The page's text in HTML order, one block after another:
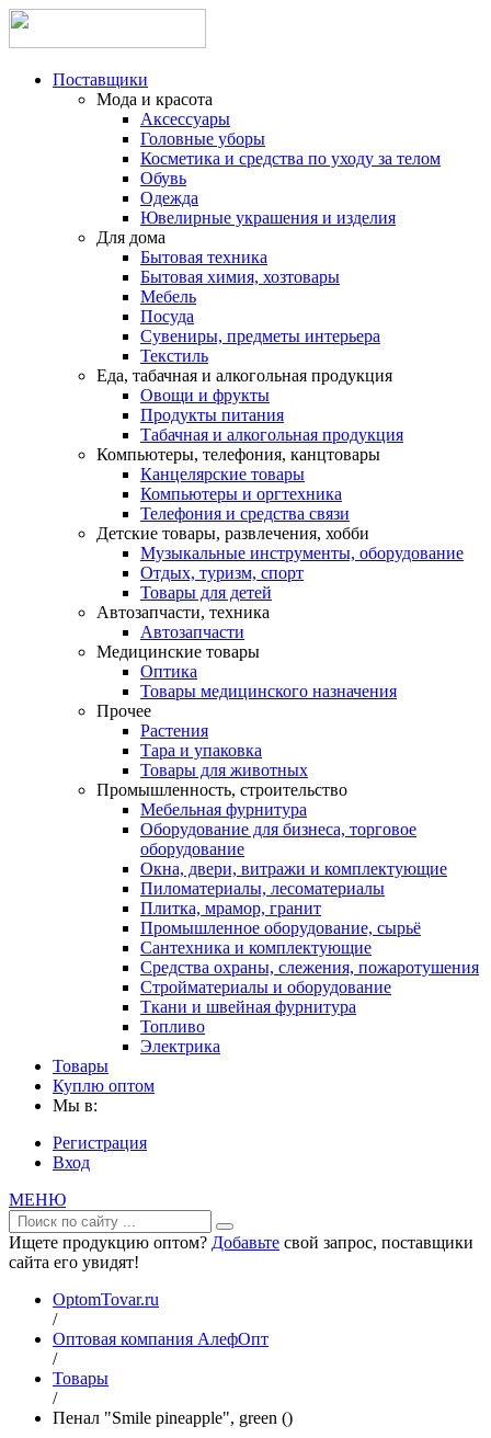
Поставщики
Мода и красота
Аксессуары
Головные уборы
Косметика и средства по уходу за телом
Обувь
Одежда
Ювелирные украшения и изделия
Для дома
Бытовая техника
Бытовая химия, хозтовары
Мебель
Посуда
Сувениры, предметы интерьера
Текстиль
Еда, табачная и алкогольная продукция
Овощи и фрукты
Продукты питания
Табачная и алкогольная продукция
Компьютеры, телефония, канцтовары
Канцелярские товары
Компьютеры и оргтехника
Телефония и средства связи
Детские товары, развлечения, хобби
Музыкальные инструменты, оборудование
Отдых, туризм, спорт
Товары для детей
Автозапчасти, техника
Автозапчасти
Медицинские товары
Оптика
Товары медицинского назначения
Прочее
Растения
Тара и упаковка
Товары для животных
Промышленность, строительство
Мебельная фурнитура
Оборудование для бизнеса, торговое
оборудование
Окна, двери, витражи и комплектующие
Пиломатериалы, лесоматериалы
Плитка, мрамор, гранит
Промышленное оборудование, сырьё
Сантехника и комплектующие
Средства охраны, слежения, пожаротушения
Стройматериалы и оборудование
Ткани и швейная фурнитура
Топливо
Электрика
Товары
Куплю оптом
Мы в:
Регистрация
Вход
МЕНЮ
Ищете продукцию оптом? Добавьте свой запрос, поставщики
сайта его увидят!
OptomTovar.ru
/
Оптовая компания АлефОпт
/
Товары
/
Пенал "Smile pineapple", green ()